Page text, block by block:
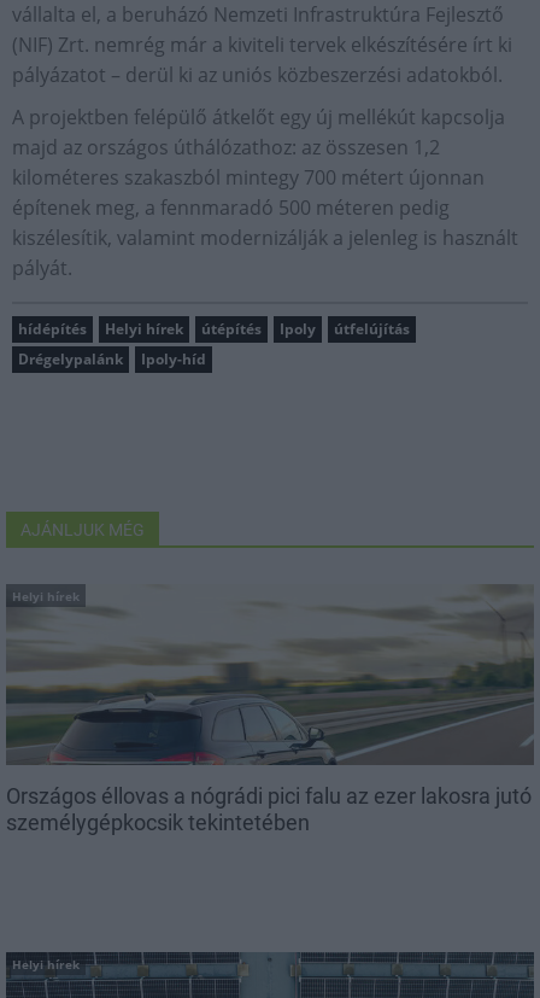
vállalta el, a beruházó Nemzeti Infrastruktúra Fejlesztő
(NIF) Zrt. nemrég már a kiviteli tervek elkészítésére írt ki
pályázatot – derül ki az uniós közbeszerzési adatokból.
A projektben felépülő átkelőt egy új mellékút kapcsolja
majd az országos úthálózathoz: az összesen 1,2
kilométeres szakaszból mintegy 700 métert újonnan
építenek meg, a fennmaradó 500 méteren pedig
kiszélesítik, valamint modernizálják a jelenleg is használt
pályát.
hídépítés Helyi hírek útépítés Ipoly
útfelújítás
Drégelypalánk
Ipoly-híd
AJÁNLJUK MÉG
Helyi hírek
Országos éllovas a nógrádi pici falu az ezer lakosra jutó
személygépkocsik tekintetében
Helyi hírek